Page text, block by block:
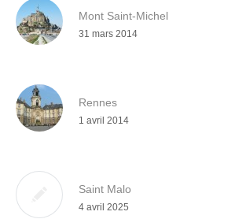
Mont Saint-Michel
31 mars 2014
Rennes
1 avril 2014
Saint Malo
4 avril 2025